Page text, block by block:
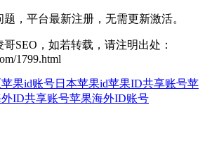
，平台最新注册，无需更新激活。
SEO，如若转载，请注明出处：
1799.html
苹果id账号日本苹果id苹果ID共享账号苹
ID共享账号苹果海外ID账号